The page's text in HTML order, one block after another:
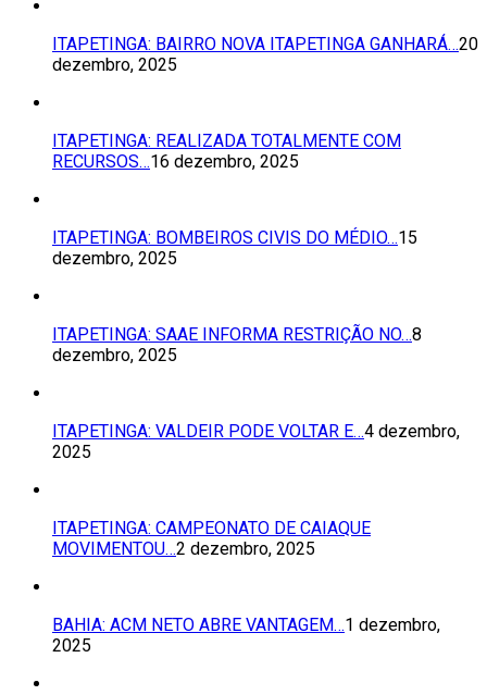
ITAPETINGA: BAIRRO NOVA ITAPETINGA GANHARÁ…20
dezembro, 2025
ITAPETINGA: REALIZADA TOTALMENTE COM
RECURSOS…16 dezembro, 2025
ITAPETINGA: BOMBEIROS CIVIS DO MÉDIO…15
dezembro, 2025
ITAPETINGA: SAAE INFORMA RESTRIÇÃO NO…8
dezembro, 2025
ITAPETINGA: VALDEIR PODE VOLTAR E…4 dezembro,
2025
ITAPETINGA: CAMPEONATO DE CAIAQUE
MOVIMENTOU…2 dezembro, 2025
BAHIA: ACM NETO ABRE VANTAGEM…1 dezembro,
2025